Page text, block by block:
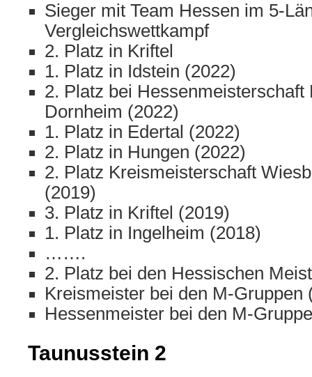
Sieger mit Team Hessen im 5-
Vergleichswettkampf
2. Platz in Kriftel
1. Platz in Idstein (2022)
2. Platz bei Hessenmeisterschaft
Dornheim (2022)
1. Platz in Edertal (2022)
2. Platz in Hungen (2022)
2. Platz Kreismeisterschaft
(2019)
3. Platz in Kriftel (2019)
1. Platz in Ingelheim (2018)
…….
2. Platz bei den Hessischen
Kreismeister bei den M-Gruppen
Hessenmeister bei den M-
Taunusstein 2